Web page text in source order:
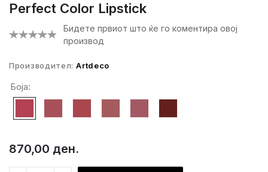
Perfect Color Lipstick
Бидете првиот што ќе го коментира овој
производ
Производител: Artdeco
Боја:
870,00 ден.